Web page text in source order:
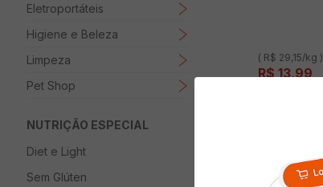
Eletroportáteis
Higiene e Beleza
Limpeza
Pet Shop
NUTRIÇÃO ESPECIAL
Diet e Light
Sem Glúten
( R$ 29,15/kg )
R$ 13,99